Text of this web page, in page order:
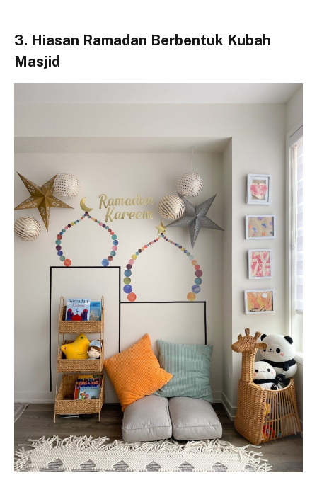
3. Hiasan Ramadan Berbentuk Kubah
Masjid